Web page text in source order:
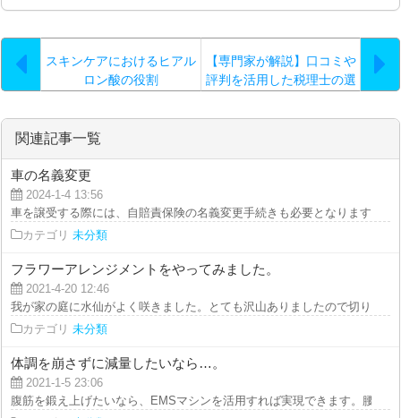
スキンケアにおけるヒアル
ロン酸の役割
【専門家が解説】口コミや
評判を活用した税理士の選
関連記事一覧
車の名義変更
2024-1-4 13:56
車を譲受する際には、自賠責保険の名義変更手続きも必要となります。
カテゴリ 未分類
フラワーアレンジメントをやってみました。
2021-4-20 12:46
我が家の庭に水仙がよく咲きました。とても沢山ありましたので切り花に
カテゴリ 未分類
体調を崩さずに減量したいなら…。
2021-1-5 23:06
腹筋を鍛え上げたいなら、EMSマシンを活用すれば実現できます。腰痛